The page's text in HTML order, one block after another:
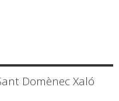
Domènec Xaló